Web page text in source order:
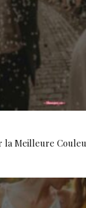
la Meilleure